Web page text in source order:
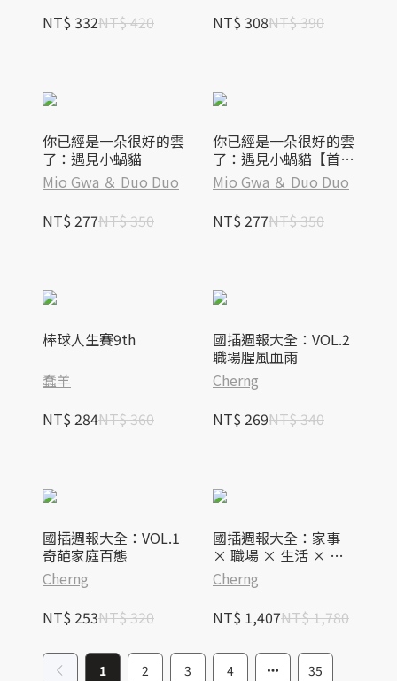
NT$ 332NT$ 420
NT$ 308NT$ 390
你已經是一朵很好的雲
了：遇見小蝸貓
Mio Gwa ＆ Duo Duo
NT$ 277NT$ 350
你已經是一朵很好的雲
了：遇見小蝸貓【首刷
附贈透光明信片版】
Mio Gwa ＆ Duo Duo
NT$ 277NT$ 350
棒球人生賽9th
蠢羊
NT$ 284NT$ 360
國插週報大全：VOL.2
職場腥風血雨
Cherng
NT$ 269NT$ 340
國插週報大全：VOL.1
奇葩家庭百態
Cherng
NT$ 253NT$ 320
國插週報大全：家事
× 職場 × 生活 × 怪
事 × 感情【全五冊盒
裝套書】
Cherng
NT$ 1,407NT$ 1,780
1 2 3 4 35